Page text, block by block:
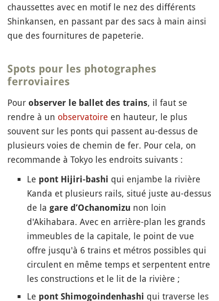
chaussettes avec en motif le nez des différents
Shinkansen, en passant par des sacs à main ainsi
que des fournitures de papeterie.
Spots pour les photographes
ferroviaires
Pour observer le ballet des trains, il faut se
rendre à un observatoire en hauteur, le plus
souvent sur les ponts qui passent au-dessus de
plusieurs voies de chemin de fer. Pour cela, on
recommande à Tokyo les endroits suivants :
Le pont Hijiri-bashi qui enjambe la rivière
Kanda et plusieurs rails, situé juste au-dessus
de la gare d’Ochanomizu non loin
d'Akihabara. Avec en arrière-plan les grands
immeubles de la capitale, le point de vue
offre jusqu'à 6 trains et métros possibles qui
circulent en même temps et serpentent entre
les constructions et le lit de la rivière ;
Le pont Shimogoindenhashi qui traverse les